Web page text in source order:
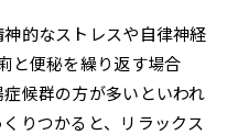
的なストレスや自律神経
と便秘を繰り返す場合
候群の方が多いといわれ
りつかると、リラックス